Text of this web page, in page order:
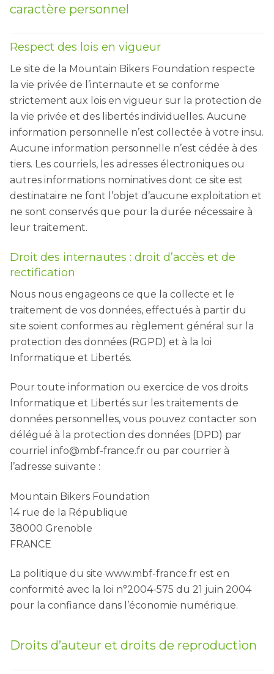
caractère personnel
Respect des lois en vigueur
Le site de la Mountain Bikers Foundation respecte
la vie privée de l’internaute et se conforme
strictement aux lois en vigueur sur la protection de
la vie privée et des libertés individuelles. Aucune
information personnelle n’est collectée à votre insu.
Aucune information personnelle n’est cédée à des
tiers. Les courriels, les adresses électroniques ou
autres informations nominatives dont ce site est
destinataire ne font l’objet d’aucune exploitation et
ne sont conservés que pour la durée nécessaire à
leur traitement.
Droit des internautes : droit d’accès et de
rectification
Nous nous engageons ce que la collecte et le
traitement de vos données, effectués à partir du
site soient conformes au règlement général sur la
protection des données (RGPD) et à la loi
Informatique et Libertés.
Pour toute information ou exercice de vos droits
Informatique et Libertés sur les traitements de
données personnelles, vous pouvez contacter son
délégué à la protection des données (DPD) par
courriel info@mbf-france.fr ou par courrier à
l’adresse suivante :
Mountain Bikers Foundation
14 rue de la République
38000 Grenoble
FRANCE
La politique du site www.mbf-france.fr est en
conformité avec la loi n°2004-575 du 21 juin 2004
pour la confiance dans l’économie numérique.
Droits d’auteur et droits de reproduction